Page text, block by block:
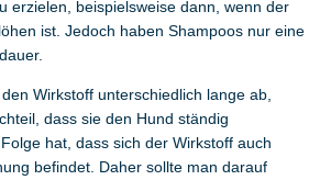
erzielen, beispielsweise dann, wenn der
ist. Jedoch haben Shampoos nur eine
Wirkstoff unterschiedlich lange ab,
dass sie den Hund ständig
hat, dass sich der Wirkstoff auch
befindet. Daher sollte man darauf